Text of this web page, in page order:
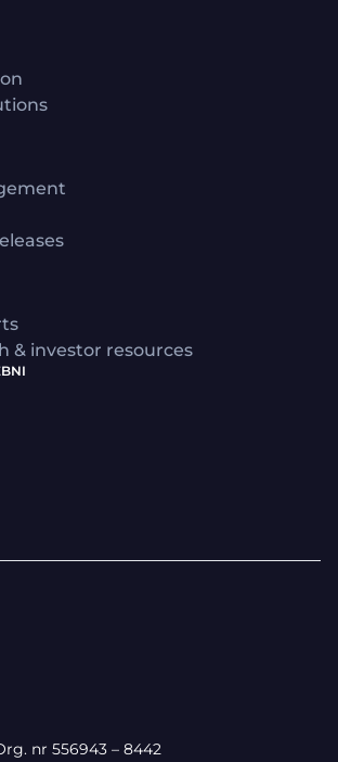
& investor resources
nr 556943 – 8442